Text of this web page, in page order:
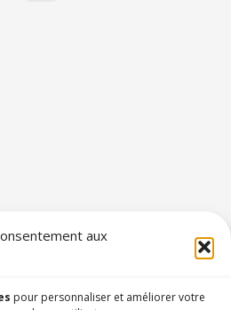
aux
pour personnaliser et améliorer votre